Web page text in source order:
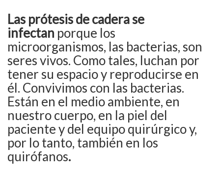
Las prótesis de cadera se
infectan porque los
microorganismos, las bacterias, son
seres vivos. Como tales, luchan por
tener su espacio y reproducirse en
él. Convivimos con las bacterias.
Están en el medio ambiente, en
nuestro cuerpo, en la piel del
paciente y del equipo quirúrgico y,
por lo tanto, también en los
quirófanos.